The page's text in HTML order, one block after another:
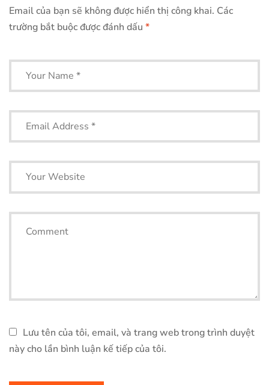
Email của bạn sẽ không được hiển thị công khai. Các
trường bắt buộc được đánh dấu *
Lưu tên của tôi, email, và trang web trong trình duyệt
này cho lần bình luận kế tiếp của tôi.